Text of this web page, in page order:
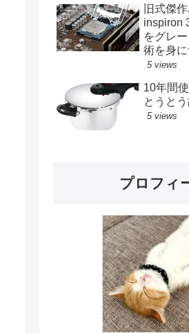
旧式傑
inspiron
をグレ
術を身
メモリ
5 views
10年間
とうと
5 views
プロフィ